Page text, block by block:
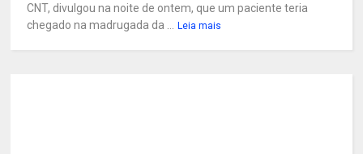
CNT, divulgou na noite de ontem, que um paciente teria
chegado na madrugada da ...
Leia mais